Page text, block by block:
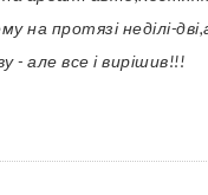
на протязі неділі-
- але все і вирішив!!!